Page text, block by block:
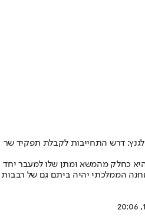
דרש התחייבות לקבלת תפקיד שר
כחלק מהמשא ומתן שלו למעבר יחד
הממלכתי יהיה ביתם גם של רבבות